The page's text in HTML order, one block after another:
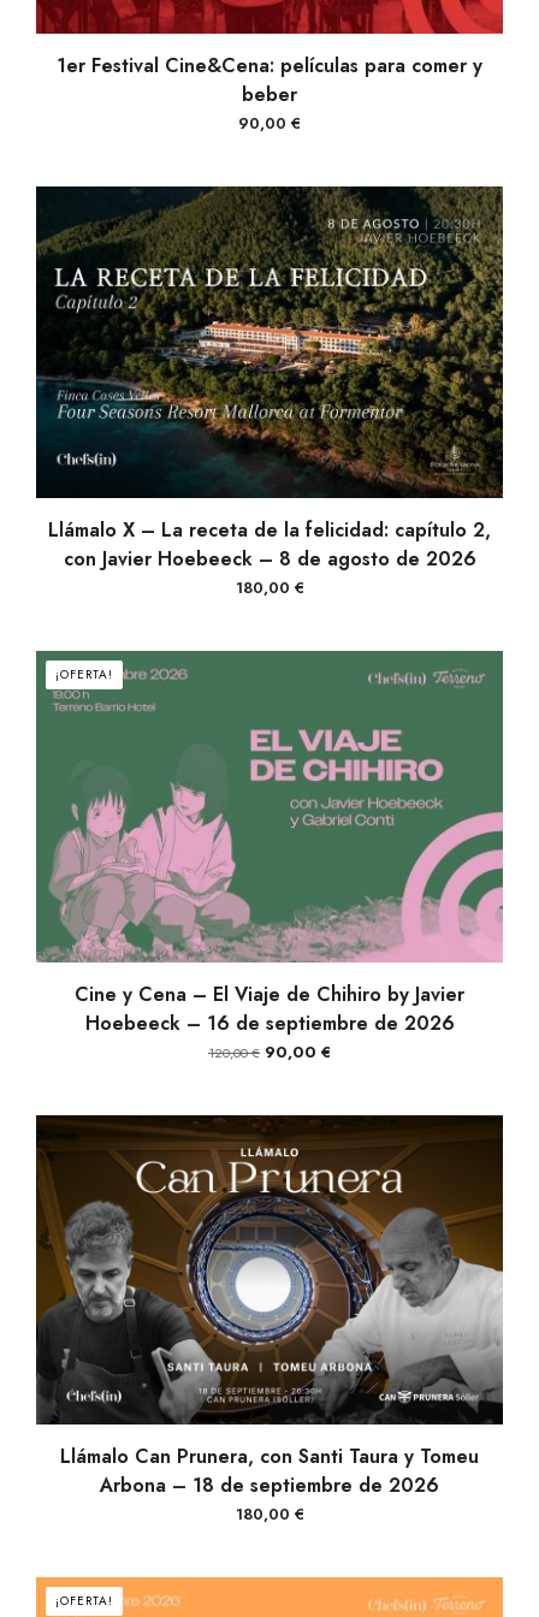
VER PRODUCTOS
1er Festival Cine&Cena: películas para comer y
beber
90,00 €
AÑADIR AL CARRITO
Llámalo X – La receta de la felicidad: capítulo 2,
con Javier Hoebeeck – 8 de agosto de 2026
180,00 €
¡OFERTA!
AÑADIR AL CARRITO
Cine y Cena – El Viaje de Chihiro by Javier
Hoebeeck – 16 de septiembre de 2026
120,00€ El
era:
120,00 €.
90,00 €
es:
90,00 €.
AÑADIR AL CARRITO
Llámalo Can Prunera, con Santi Taura y Tomeu
Arbona – 18 de septiembre de 2026
180,00 €
¡OFERTA!